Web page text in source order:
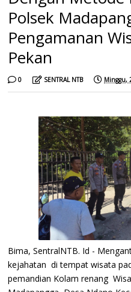
Polsek
Pengamanan
Pekan
0 SENTRAL NTB Minggu,
Bima, SentralNTB. Id -
kejahatan di tempat wisata
pemandian Kolam renang